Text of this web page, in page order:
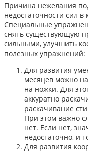
Причина нежелания
недостаточности сил
Специальные
снять существующую
сильными, улучшить
полезных упражнений:
Для развития
месяцев можно
на ножки. Для
аккуратно
раскачивание
При этом важно
нет. Если нет,
недостаточно, и
Для развития